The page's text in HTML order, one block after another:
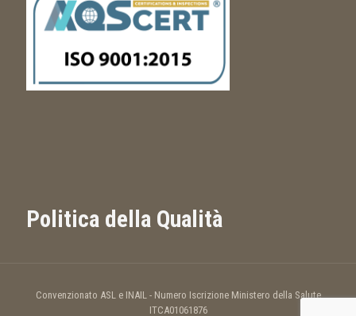
Politica della Qualità
Convenzionato ASL e INAIL - Numero Iscrizione Ministero della Salute
ITCA01061876